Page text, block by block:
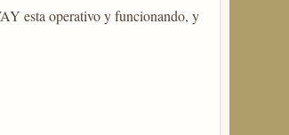
esta operativo y funcionando, y